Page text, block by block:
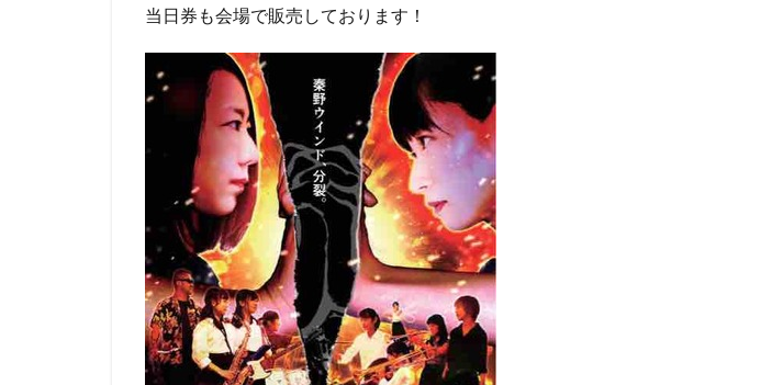
当日券も会場で販売しております！